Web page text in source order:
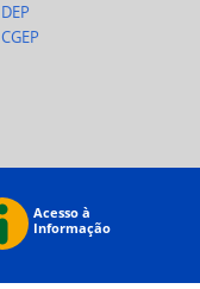
DEP
CGEP